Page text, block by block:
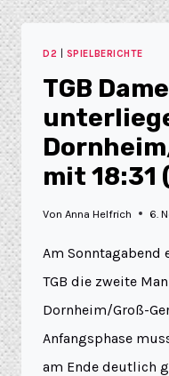
D2 SPIELBERICHTE
TGB
mit 18:31
Von Anna Helfrich 6.
Am Sonntagabend
TGB die zweite
Dornheim/Groß-
Anfangsphase
am Ende deutlich